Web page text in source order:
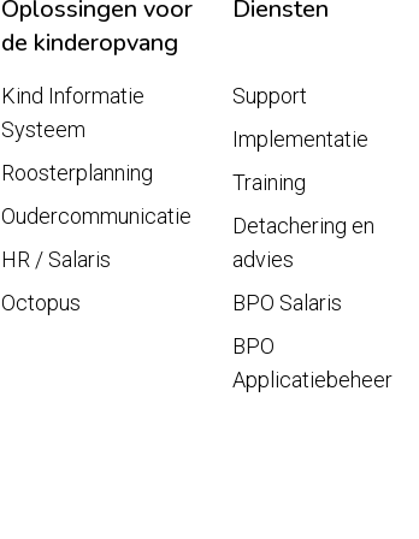
Oplossingen voor
de kinderopvang
Diensten
Kind Informatie
Systeem
Roosterplanning
Oudercommunicatie
HR / Salaris
Octopus
Support
Implementatie
Training
Detachering en
advies
BPO Salaris
BPO
Applicatiebeheer